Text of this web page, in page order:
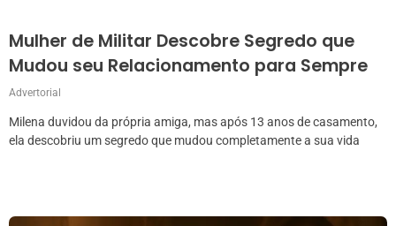
Mulher de Militar Descobre Segredo que
Mudou seu Relacionamento para Sempre
Advertorial
Milena duvidou da própria amiga, mas após 13 anos de casamento,
ela descobriu um segredo que mudou completamente a sua vida